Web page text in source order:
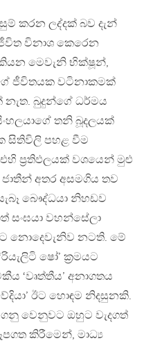
කරන ලද්දක් බව දැන්
විනාශ කෙරෙන
මෙවැනි භික්ෂූන්,
ජීවිතයක වටිනාකමක්
නැත. බුදුන්ගේ ධර්මය
තනි බූදලයක්
සිතිවිලි පහළ වීම
ප‍්‍රතිඵලයක් වශයෙන් මුළු
අතර අසමගිය තව
බෞද්ධයා නිහඩව
සංඝයා වහන්සේලා
නොදෙවැනිව නටති. මේ
ෂෝ’ ක‍්‍රමයට
‘වෘත්තීය’ අනාගතය
ඊට හොඳම නිදසුනකි.
වෙනුවට ඔහුට වැදගත්
කිරීමෙන්, මාධ්‍ය